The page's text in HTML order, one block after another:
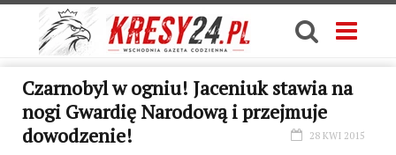
Czarnobyl w ogniu! Jaceniuk stawia na
nogi Gwardię Narodową i przejmuje
dowodzenie!
28 KWI 2015